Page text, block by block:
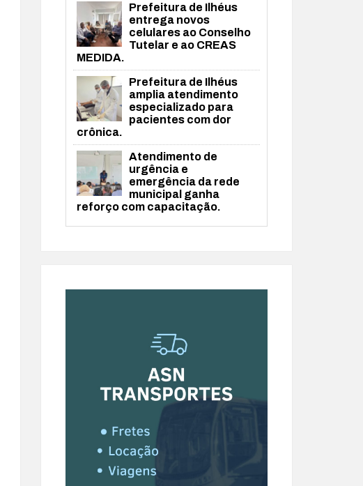
Prefeitura de Ilhéus
entrega novos
celulares ao Conselho
Tutelar e ao CREAS
MEDIDA.
Prefeitura de Ilhéus
amplia atendimento
especializado para
pacientes com dor
crônica.
Atendimento de
urgência e
emergência da rede
municipal ganha
reforço com capacitação.